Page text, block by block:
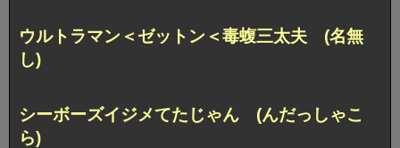
ウルトラマン＜ゼットン＜毒蝮三太夫 (名無
し)
シーボーズイジメてたじゃん (んだっしゃこ
ら)